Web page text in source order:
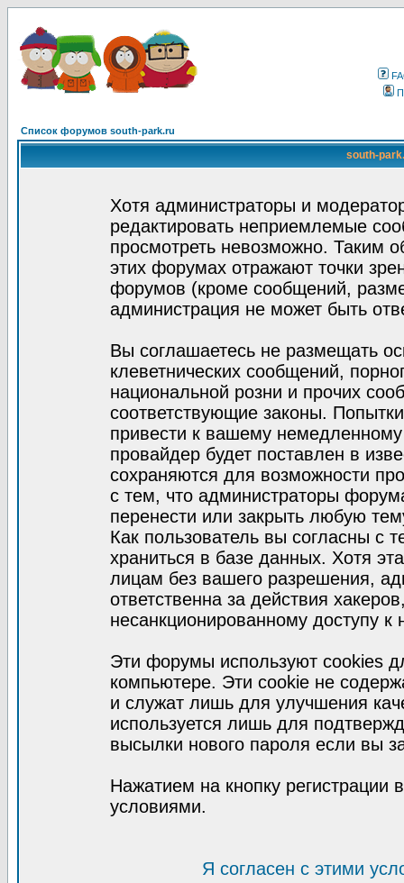
Список форумов south-park.ru
south-
Хотя администраторы и
редактировать неприемлемые
просмотреть невозможно. Таким
этих форумах отражают точки
форумов (кроме сообщений,
администрация не может быть
Вы соглашаетесь не размещать
клеветнических сообщений,
национальной розни и прочих
соответствующие законы.
привести к вашему
провайдер будет поставлен в
сохраняются для возможности
с тем, что администраторы
перенести или закрыть любую
Как пользователь вы согласны с
храниться в базе данных. Хотя
лицам без вашего разрешения,
ответственна за действия
несанкционированному доступу к
Эти форумы используют cookies
компьютере. Эти cookie не
и служат лишь для улучшения
используется лишь для
высылки нового пароля если вы
Нажатием на кнопку регистрации
условиями.
Я согласен с этими